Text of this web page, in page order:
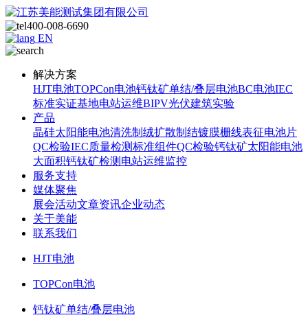
400-008-6690
EN
解决方案
HJT电池TOPCon电池钙钛矿单结/叠层电池BC电池IEC
标准实证基地电站运维BIPV光伏建筑实验
产品
晶硅太阳能电池清洗制绒扩散制结镀膜栅线表征电池片
QC检验IEC质量检测标准组件QC检验钙钛矿太阳能电池
大面积钙钛矿检测 电站运维监控
服务支持
媒体聚焦
展会活动文章资讯企业动态
关于美能
联系我们
HJT电池
TOPCon电池
钙钛矿单结/叠层电池